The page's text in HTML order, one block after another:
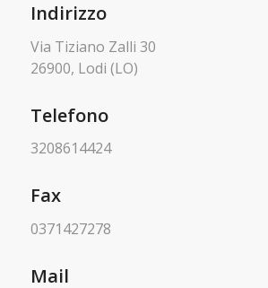
Indirizzo
Via Tiziano Zalli 30
26900, Lodi (LO)
Telefono
3208614424
Fax
0371427278
Mail